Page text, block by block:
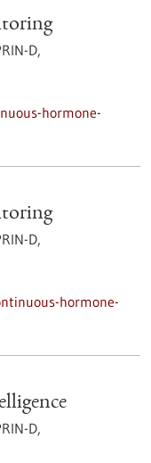
D,
hormone-
D,
hormone-
D,